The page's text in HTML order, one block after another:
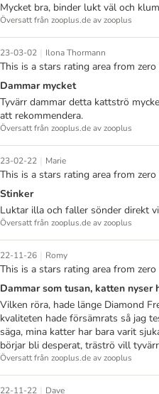
Mycket bra, binder lukt väl och
Översatt från zooplus.de av zooplus
23-03-02 | Ilona Thormann
This is a stars rating area from
Dammar mycket
Tyvärr dammar detta kattströ
att rekommendera.
Översatt från zooplus.de av zooplus
23-02-22 | Marie
This is a stars rating area from
Stinker
Luktar illa och faller sönder direkt
Översatt från zooplus.de av zooplus
22-11-26 | Romy
This is a stars rating area from
Dammar som tusan, katten nyser
Vilken röra, hade länge Diamond
kvaliteten hade försämrats så jag
säga, mina katter har bara varit
börjar bli desperat, träströ vill
Översatt från zooplus.de av zooplus
22-11-22 | Dave